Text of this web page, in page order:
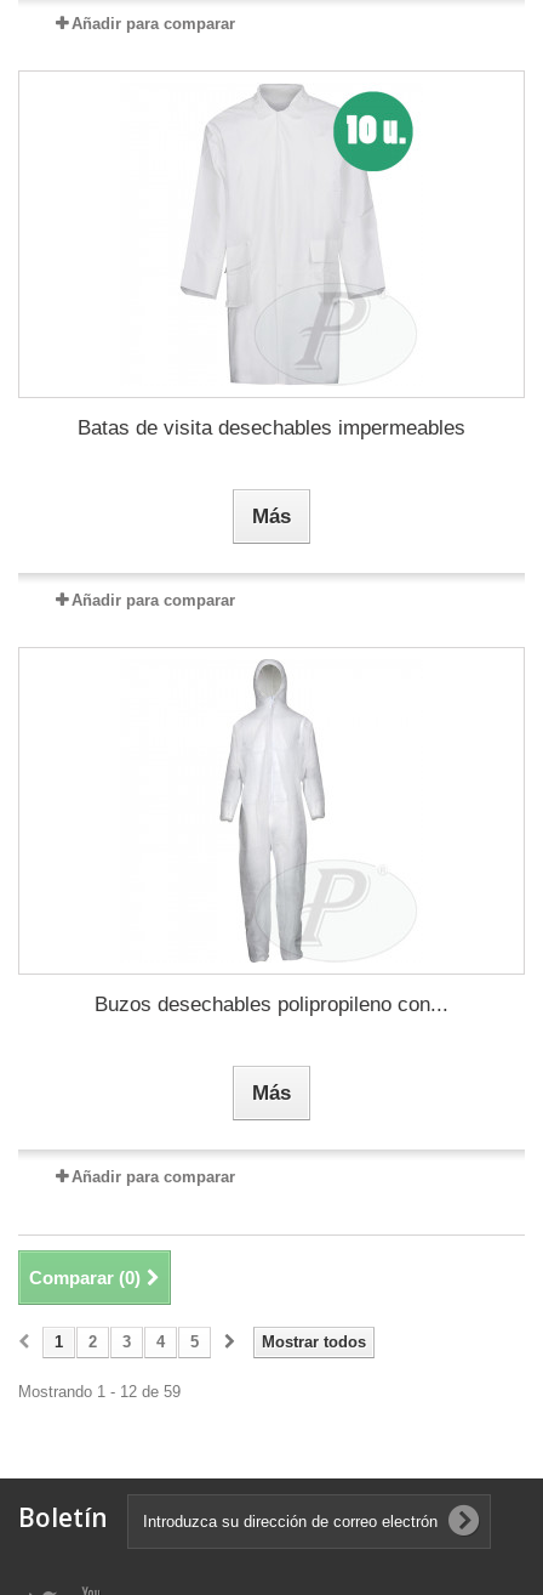
Añadir para comparar
Batas de visita desechables impermeables
Más
Añadir para comparar
Buzos desechables polipropileno con...
Más
Añadir para comparar
Comparar (0)
Mostrar todos
1 2 3 4 5
Mostrando 1 - 12 de 59
Boletín